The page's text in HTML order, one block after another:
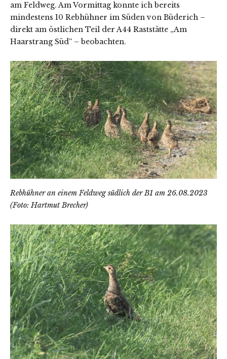
am Feldweg. Am Vormittag konnte ich bereits
mindestens 10 Rebhühner im Süden von Büderich –
direkt am östlichen Teil der A44 Raststätte „Am
Haarstrang Süd“ – beobachten.
Rebhühner an einem Feldweg südlich der B1 am 26.08.2023
(Foto: Hartmut Brecher)